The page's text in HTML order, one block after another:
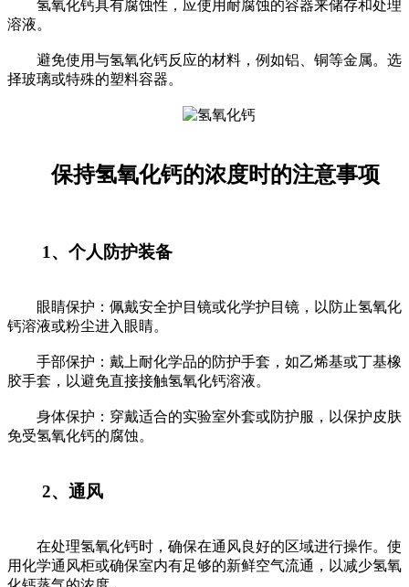
氢氧化钙具有腐蚀性，应使用耐腐蚀的容器来储存和处理
溶液。
避免使用与氢氧化钙反应的材料，例如铝、铜等金属。选
择玻璃或特殊的塑料容器。
保持氢氧化钙的浓度时的注意事项
1、个人防护装备
眼睛保护：佩戴安全护目镜或化学护目镜，以防止氢氧化
钙溶液或粉尘进入眼睛。
手部保护：戴上耐化学品的防护手套，如乙烯基或丁基橡
胶手套，以避免直接接触氢氧化钙溶液。
身体保护：穿戴适合的实验室外套或防护服，以保护皮肤
免受氢氧化钙的腐蚀。
2、通风
在处理氢氧化钙时，确保在通风良好的区域进行操作。使
用化学通风柜或确保室内有足够的新鲜空气流通，以减少氢氧